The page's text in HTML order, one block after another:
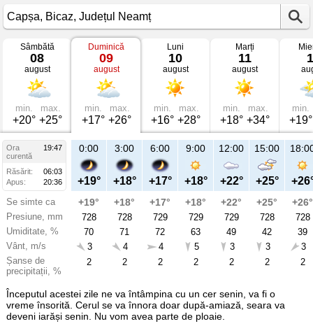
Vremea
Capșa
mâine
Bicaz,
Județul
Neamț
Sâmbătă
08
august
min.
+20°
max.
+25°
Duminică
09
august
min.
+17°
max.
+26°
Luni
10
august
min.
+16°
max.
+28°
Marți
11
august
min.
+18°
max.
+34°
min.
+19°
Ora
19:47
curentă
Răsărit:
06:03
Apus:
20:36
Se simte ca
Presiune, mm
Umiditate, %
Vânt, m/s
Șanse de
precipitații, %
21:00
+21°
+21°
728
65
2
13
Du
aug
0:00
+19°
+19°
728
70
3
2
3:00
+18°
+18°
728
71
4
2
6:00
+17°
+17°
729
72
4
2
9:00
+18°
+18°
729
63
5
2
12:00
+22°
+22°
729
49
3
2
15:00
+25°
+25°
728
42
3
2
+26°
728
39
3
2
Începutul acestei zile ne va întâmpina cu un cer senin, va fi o
vreme însorită. Cerul se va înnora doar după-amiază, seara va
deveni iarăși senin. Nu vom avea parte de ploaie.